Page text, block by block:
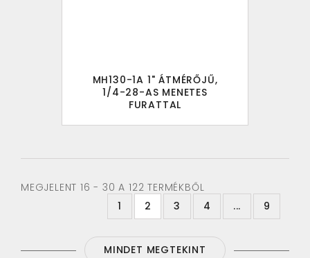
MH130-1A 1" ÁTMÉRŐJŰ,
1/4-28-AS MENETES
FURATTAL
MEGJELENT 16 - 30 A 122 TERMÉKBŐL
1
2 3 4 ... 9
MINDET MEGTEKINT